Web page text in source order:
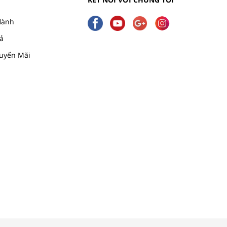
Mãi